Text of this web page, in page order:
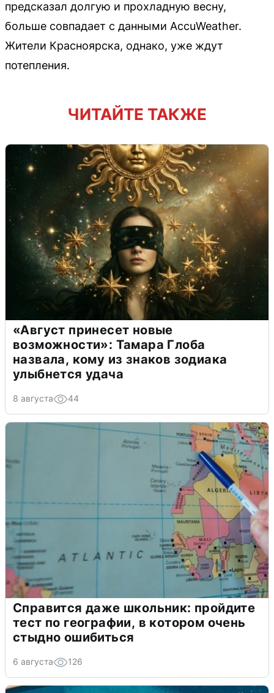
предсказал долгую и прохладную весну,
больше совпадает с данными AccuWeather.
Жители Красноярска, однако, уже ждут
потепления.
ЧИТАЙТЕ ТАКЖЕ
«Август принесет новые
возможности»: Тамара Глоба
назвала, кому из знаков зодиака
улыбнется удача
8 августа 44
Справится даже школьник: пройдите
тест по географии, в котором очень
стыдно ошибиться
6 августа 126